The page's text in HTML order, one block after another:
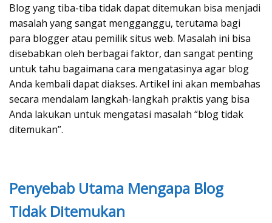
Blog yang tiba-tiba tidak dapat ditemukan bisa menjadi
masalah yang sangat mengganggu, terutama bagi
para blogger atau pemilik situs web. Masalah ini bisa
disebabkan oleh berbagai faktor, dan sangat penting
untuk tahu bagaimana cara mengatasinya agar blog
Anda kembali dapat diakses. Artikel ini akan membahas
secara mendalam langkah-langkah praktis yang bisa
Anda lakukan untuk mengatasi masalah “blog tidak
ditemukan”.
Penyebab Utama Mengapa Blog
Tidak Ditemukan